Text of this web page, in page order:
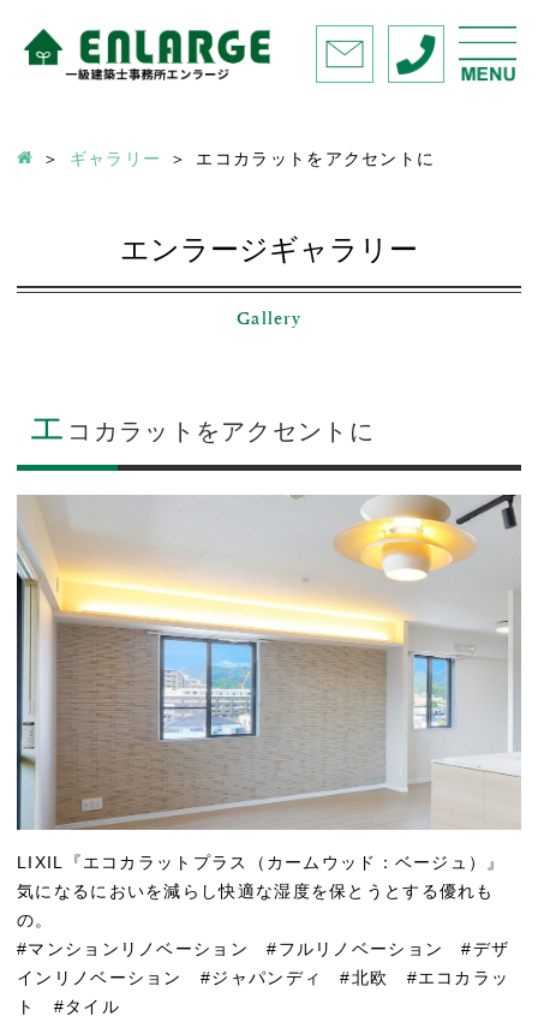
ギャラリー エコカラットをアクセントに
エンラージギャラリー
Gallery
エ コカラットをアクセントに
LIXIL『エコカラットプラス（カームウッド：ベージュ）』
気になるにおいを減らし快適な湿度を保とうとする優れも
の。
#マンションリノベーション #フルリノベーション #デザ
インリノベーション #ジャパンディ #北欧 #エコカラッ
ト #タイル